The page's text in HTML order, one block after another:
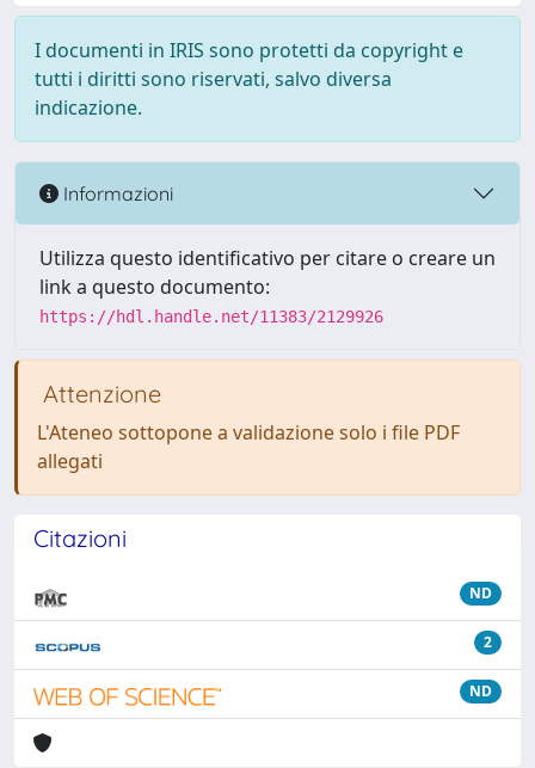
I documenti in IRIS sono protetti da copyright e
tutti i diritti sono riservati, salvo diversa
indicazione.
Informazioni
Utilizza questo identificativo per citare o creare un
link a questo documento:
https://hdl.handle.net/11383/2129926
Attenzione
L'Ateneo sottopone a validazione solo i file PDF
allegati
Citazioni
ND
2
ND